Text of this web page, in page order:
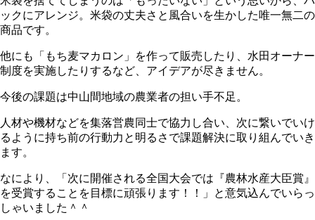
ックにアレンジ。米袋の丈夫さと風合いを生かした唯一無二の
商品です。
他にも「もち麦マカロン」を作って販売したり、水田オーナー
制度を実施したりするなど、アイデアが尽きません。
今後の課題は中山間地域の農業者の担い手不足。
人材や機材などを集落営農同士で協力し合い、次に繋いでいけ
るように持ち前の行動力と明るさで課題解決に取り組んでいき
ます。
なにより、「次に開催される全国大会では『農林水産大臣賞』
を受賞することを目標に頑張ります！！」と意気込んでいらっ
しゃいました＾＾